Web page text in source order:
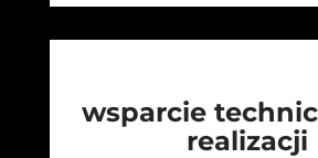
wsparcie
realizacji